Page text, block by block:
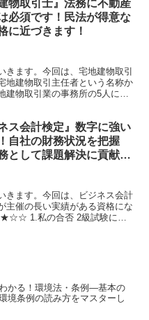
物取引士』法務に不動産
必須です！民法が得意な
に近づきます！
ます。今回は、宅地建物取引
地建物取引主任者という名称か
建物取引業の事務所の5人に1
ス会計検定』数字に強い
自社の財務状況を把握
として課題解決に貢献し
きます。今回は、ビジネス会計
主催の長い実績がある資格にな
1.私の合否 2級試験に合
わかる！環境法・条例―基本の
境条例の読み方をマスターし